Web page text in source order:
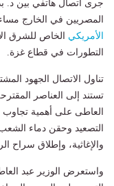
جرى اتصال هاتفي بين د.
المصريين في الخارج
الأمريكي الخاص للشرق
التطورات في قطاع غزة.
تناول الاتصال الجهود
تستند إلى العناصر
العاطى على أهمية
التصعيد وحقن دماء الشعب
والإغاثية، وإطلاق سراح
واستعرض الوزير عبد